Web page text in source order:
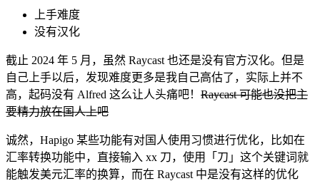
上手难度
没有汉化
截止 2024 年 5 月，虽然 Raycast 也还是没有官方汉化。但是
自己上手以后，发现难度更多是我自己高估了，实际上并不
高，起码没有 Alfred 这么让人头痛吧！ Raycast 可能也没把主
要精力放在国人上吧
诚然，Hapigo 某些功能有对国人使用习惯进行优化，比如在
汇率转换功能中，直接输入 xx 刀，使用「刀」这个关键词就
能触发美元汇率的换算，而在 Raycast 中是没有这样的优化